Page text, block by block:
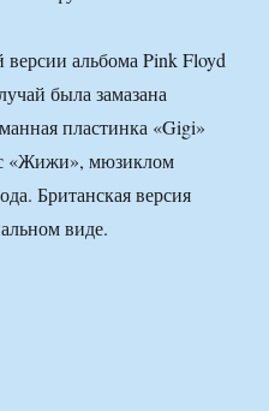
альбома Pink Floyd
была замазана
пластинка «Gigi»
«Жижи», мюзиклом
Британская версия
виде.